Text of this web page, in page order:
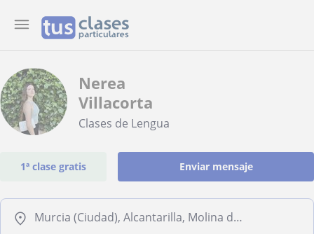
Nerea
Villacorta
Clases de Lengua
1ª clase gratis Enviar mensaje
Murcia (Ciudad), Alcantarilla, Molina de Segura